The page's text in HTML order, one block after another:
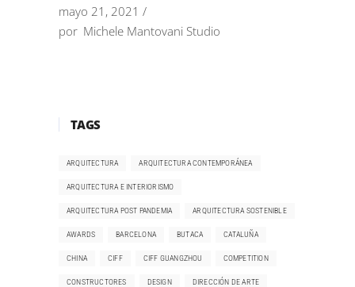
mayo 21, 2021
por Michele Mantovani Studio
TAGS
ARQUITECTURA ARQUITECTURA CONTEMPORÁNEA
ARQUITECTURA E INTERIORISMO
ARQUITECTURA POST PANDEMIA ARQUITECTURA SOSTENIBLE
AWARDS BARCELONA BUTACA CATALUÑA
CHINA CIFF CIFF GUANGZHOU COMPETITION
CONSTRUCTORES DESIGN DIRECCIÓN DE ARTE